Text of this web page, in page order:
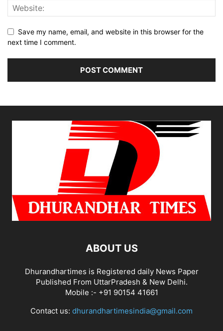
Save my name, email, and website in this browser for the
next time I comment.
ABOUT US
Dhurandhartimes is Registered daily News Paper
Published From UttarPradesh & New Delhi.
Mobile :- +91 90154 41661
Contact us: dhurandhartimesindia@gmail.com